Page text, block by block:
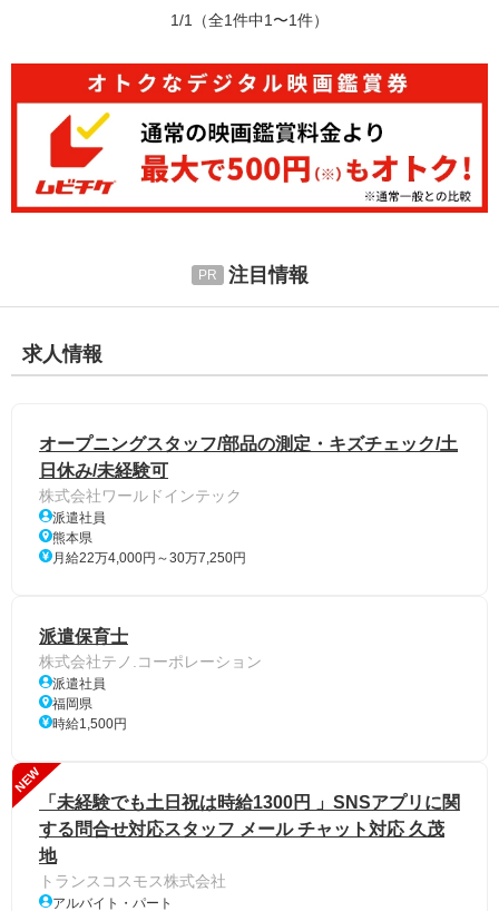
1/1 （全1件中1〜1件）
注目情報
求人情報
オープニングスタッフ/部品の測定・キズチェック/土
日休み/未経験可
株式会社ワールドインテック
派遣社員
熊本県
月給22万4,000円～30万7,250円
派遣保育士
株式会社テノ.コーポレーション
派遣社員
福岡県
時給1,500円
NEW
「未経験でも土日祝は時給1300円 」SNSアプリに関
する問合せ対応スタッフ メール チャット対応 久茂
地
トランスコスモス株式会社
アルバイト・パート